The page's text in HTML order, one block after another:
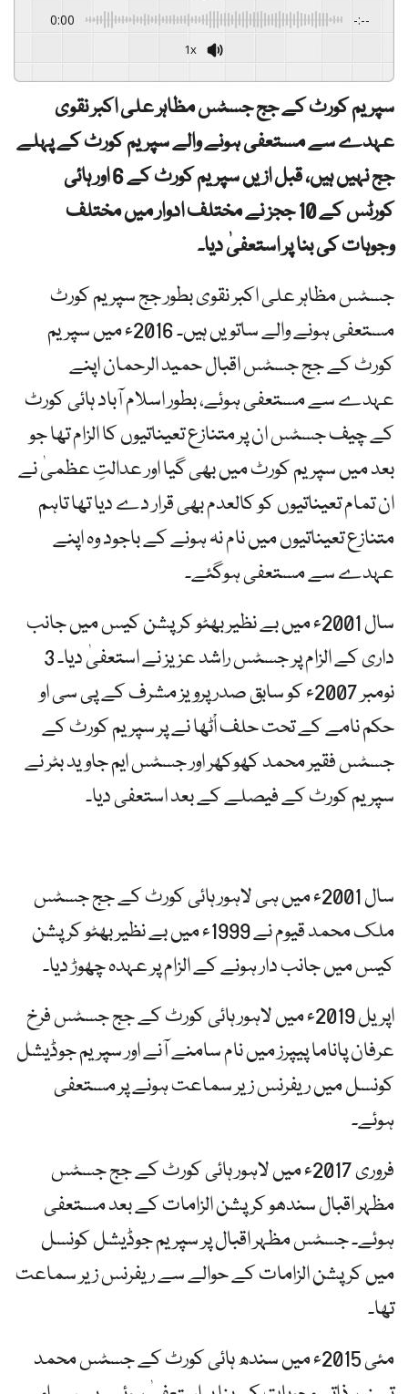
0:00 -:--
1x
سپریم کورٹ کے جج جسٹس مظاہر علی اکبر نقوی
عہدے سے مستعفی ہونے والے سپریم کورٹ کے پہلے
جج نہیں ہیں، قبل ازیں سپریم کورٹ کے 6 اور ہائی
کورٹس کے 10 ججز نے مختلف ادوار میں مختلف
وجوہات کی بنا پر استعفیٰ دیا۔
جسٹس مظاہر علی اکبر نقوی بطور جج سپریم کورٹ
مستعفی ہونے والے ساتویں ہیں۔ 2016ء میں سپریم
کورٹ کے جج جسٹس اقبال حمید الرحمان اپنے
عہدے سے مستعفی ہوئے، بطور اسلام آباد ہائی کورٹ
کے چیف جسٹس ان پر متنازع تعیناتیوں کا الزام تھا جو
بعد میں سپریم کورٹ میں بھی گیا اور عدالتِ عظمیٰ نے
ان تمام تعیناتیوں کو کالعدم بھی قرار دے دیا تھا تاہم
متنازع تعیناتیوں میں نام نہ ہونے کے باجود وہ اپنے
عہدے سے مستعفی ہوگئے۔
سال 2001ء میں بے نظیر بھٹو کرپشن کیس میں جانب
داری کے الزام پر جسٹس راشد عزیز نے استعفیٰ دیا۔ 3
نومبر 2007ء کو سابق صدر پرویز مشرف کے پی سی او
حکم نامے کے تحت حلف اْٹھا نے پر سپریم کورٹ کے
جسٹس فقیر محمد کھوکھر اور جسٹس ایم جاوید بٹر نے
سپریم کورٹ کے فیصلے کے بعد استعفی دیا۔
سال 2001ء میں ہی لاہور ہائی کورٹ کے جج جسٹس
ملک محمد قیوم نے 1999ء میں بے نظیر بھٹو کرپشن
کیس میں جانب دار ہونے کے الزام پر عہدہ چھوڑ دیا۔
اپریل 2019ء میں لاہور ہائی کورٹ کے جج جسٹس فرخ
عرفان پاناما پیپرز میں نام سامنے آنے اور سپریم جوڈیشل
کونسل میں ریفرنس زیر سماعت ہونے پر مستعفی
ہوئے۔
فروری 2017ء میں لاہور ہائی کورٹ کے جج جسٹس
مظہر اقبال سندھو کرپشن الزامات کے بعد مستعفی
ہوئے۔ جسٹس مظہر اقبال پر سپریم جوڈیشل کونسل
میں کرپشن الزامات کے حوالے سے ریفرنس زیر سماعت
تھا۔
مئی 2015ء میں سندھ ہائی کورٹ کے جسٹس محمد